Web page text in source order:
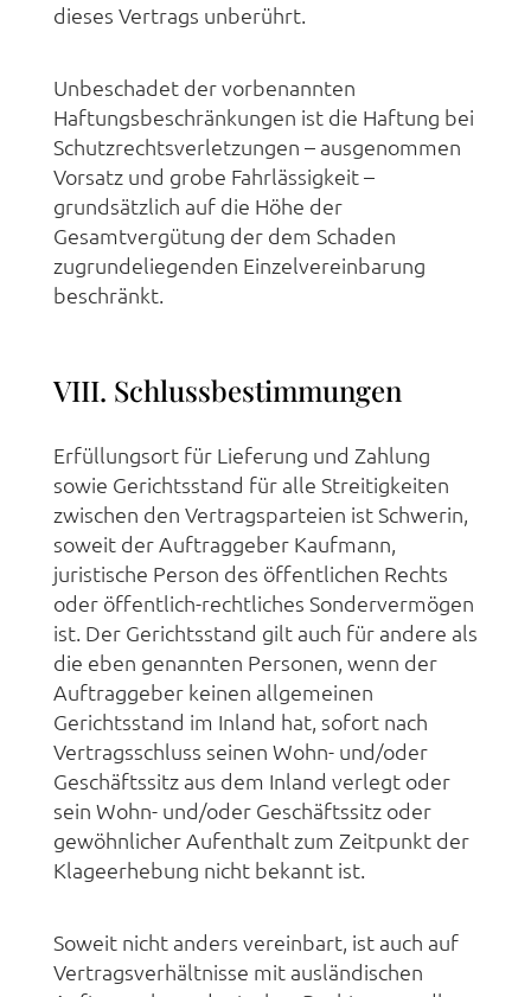
dieses Vertrags unberührt.
Unbeschadet der vorbenannten
Haftungsbeschränkungen ist die Haftung bei
Schutzrechtsverletzungen – ausgenommen
Vorsatz und grobe Fahrlässigkeit –
grundsätzlich auf die Höhe der
Gesamtvergütung der dem Schaden
zugrundeliegenden Einzelvereinbarung
beschränkt.
VIII. Schlussbestimmungen
Erfüllungsort für Lieferung und Zahlung
sowie Gerichtsstand für alle Streitigkeiten
zwischen den Vertragsparteien ist Schwerin,
soweit der Auftraggeber Kaufmann,
juristische Person des öffentlichen Rechts
oder öffentlich-rechtliches Sondervermögen
ist. Der Gerichtsstand gilt auch für andere als
die eben genannten Personen, wenn der
Auftraggeber keinen allgemeinen
Gerichtsstand im Inland hat, sofort nach
Vertragsschluss seinen Wohn- und/oder
Geschäftssitz aus dem Inland verlegt oder
sein Wohn- und/oder Geschäftssitz oder
gewöhnlicher Aufenthalt zum Zeitpunkt der
Klageerhebung nicht bekannt ist.
Soweit nicht anders vereinbart, ist auch auf
Vertragsverhältnisse mit ausländischen